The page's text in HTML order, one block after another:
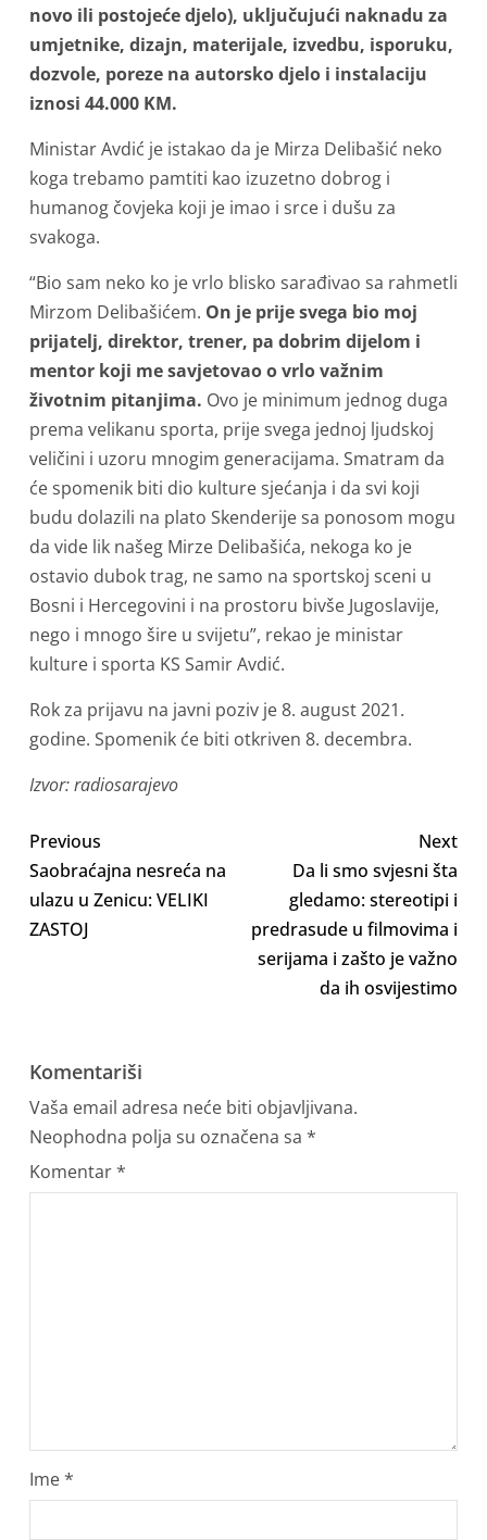
novo ili postojeće djelo), uključujući naknadu za
umjetnike, dizajn, materijale, izvedbu, isporuku,
dozvole, poreze na autorsko djelo i instalaciju
iznosi 44.000 KM.
Ministar Avdić je istakao da je Mirza Delibašić neko
koga trebamo pamtiti kao izuzetno dobrog i
humanog čovjeka koji je imao i srce i dušu za
svakoga.
“Bio sam neko ko je vrlo blisko sarađivao sa rahmetli
Mirzom Delibašićem. On je prije svega bio moj
prijatelj, direktor, trener, pa dobrim dijelom i
mentor koji me savjetovao o vrlo važnim
životnim pitanjima. Ovo je minimum jednog duga
prema velikanu sporta, prije svega jednoj ljudskoj
veličini i uzoru mnogim generacijama. Smatram da
će spomenik biti dio kulture sjećanja i da svi koji
budu dolazili na plato Skenderije sa ponosom mogu
da vide lik našeg Mirze Delibašića, nekoga ko je
ostavio dubok trag, ne samo na sportskoj sceni u
Bosni i Hercegovini i na prostoru bivše Jugoslavije,
nego i mnogo šire u svijetu”, rekao je ministar
kulture i sporta KS Samir Avdić.
Rok za prijavu na javni poziv je 8. august 2021.
godine. Spomenik će biti otkriven 8. decembra.
Izvor: radiosarajevo
Previous
Saobraćajna nesreća na
ulazu u Zenicu: VELIKI
ZASTOJ
Next
Da li smo svjesni šta
gledamo: stereotipi i
predrasude u filmovima i
serijama i zašto je važno
da ih osvijestimo
Komentariši
Vaša email adresa neće biti objavljivana.
Neophodna polja su označena sa *
Komentar*
Ime*